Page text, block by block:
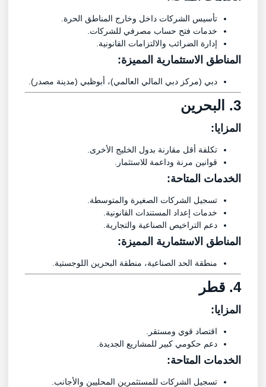
تأسيس الشركات داخل وخارج المناطق الحرة.
خدمات فتح حساب مصرفي للشركات.
إدارة الضرائب والالتزامات القانونية.
المناطق الاستثمارية المميزة:
دبي (مركز دبي المالي العالمي)، أبوظبي (مدينة مصدر).
3. البحرين
المزايا:
تكلفة أقل مقارنة بدول الخليج الأخرى.
قوانين مرنة وداعمة للاستثمار.
الخدمات المتاحة:
تسجيل الشركات الصغيرة والمتوسطة.
خدمات إعداد المستندات القانونية.
دعم التراخيص الصناعية والتجارية.
المناطق الاستثمارية المميزة:
منطقة الحد الصناعية، منطقة البحرين اللوجستية.
4. قطر
المزايا:
اقتصاد قوي ومستقر.
دعم حكومي كبير للمشاريع الجديدة.
الخدمات المتاحة:
تسجيل الشركات للمستثمرين المحليين والأجانب.